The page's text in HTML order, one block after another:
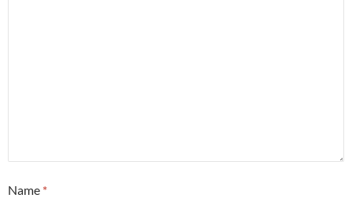
Name *